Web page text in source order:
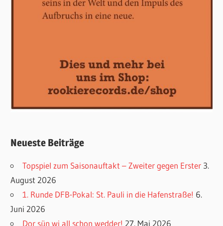
Neueste Beiträge
Topspiel zum Saisonauftakt – Zweiter gegen Erster 3.
August 2026
1. Runde DFB-Pokal: St. Pauli in die Hafenstraße! 6.
Juni 2026
Dor sün wi all schon wedder! 27. Mai 2026